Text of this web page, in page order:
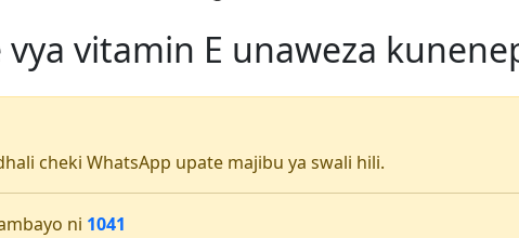
vitamin E unaweza
cheki WhatsApp upate majibu ya swali hili.
ni 1041